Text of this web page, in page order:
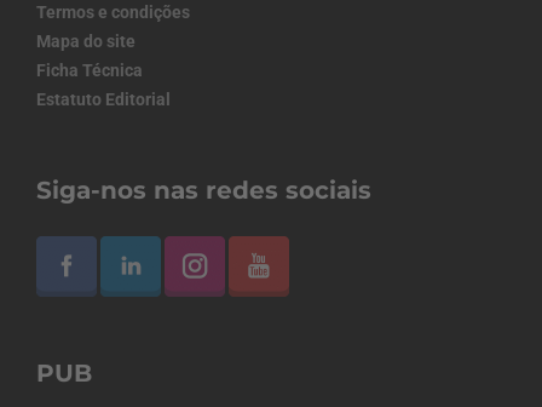
Termos e condições
Mapa do site
Ficha Técnica
Estatuto Editorial
Siga-nos nas redes sociais
PUB